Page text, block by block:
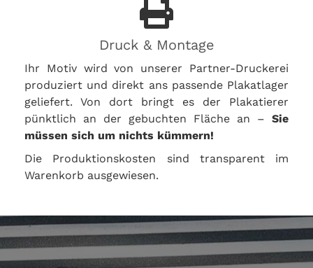
Druck & Montage
Ihr Motiv wird von unserer Partner-Druckerei
produziert und direkt ans passende Plakatlager
geliefert. Von dort bringt es der Plakatierer
pünktlich an der gebuchten Fläche an – Sie
müssen sich um nichts kümmern!
Die Produktionskosten sind transparent im
Warenkorb ausgewiesen.